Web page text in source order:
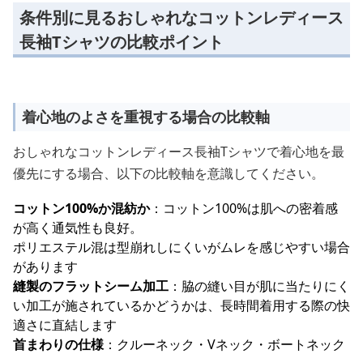
条件別に見るおしゃれなコットンレディース
長袖Tシャツの比較ポイント
着心地のよさを重視する場合の比較軸
おしゃれなコットンレディース長袖Tシャツで着心地を最
優先にする場合、以下の比較軸を意識してください。
コットン100%か混紡か：コットン100%は肌への密着感
が高く通気性も良好。
ポリエステル混は型崩れしにくいがムレを感じやすい場合
があります
縫製のフラットシーム加工 ：脇の縫い目が肌に当たりにく
い加工が施されているかどうかは、長時間着用する際の快
適さに直結します
首まわりの仕様：クルーネック・Vネック・ボートネック